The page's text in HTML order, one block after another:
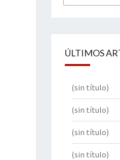
por:
ÚLTIMOS
(sin título)
(sin título)
(sin título)
(sin título)